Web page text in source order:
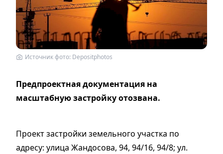
Источник фото: Depositphotos
Предпроектная документация на
масштабную застройку отозвана.
Проект застройки земельного участка по
адресу: улица Жандосова, 94, 94/16, 94/8; ул.